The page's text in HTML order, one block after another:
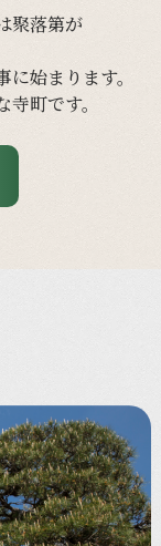
聚落第が
に始まります。
寺町です。